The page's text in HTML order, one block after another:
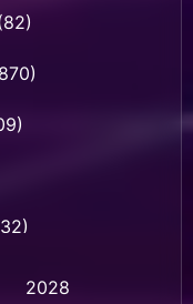
(28)2028